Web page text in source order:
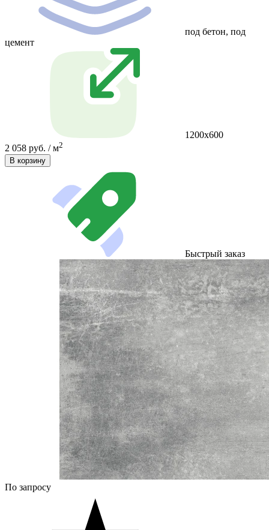
под бетон, под
цемент
1200х600
2 058 руб. / м2
В корзину
Быстрый заказ
По запросу